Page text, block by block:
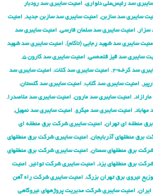
سد رئیس‌علی دلواری, امنیت سایبری سد رودبار
سایبری سد سازبن, امنیت سایبری سد سازبن جدید, امنیت
سزار , امنیت سایبری سد سلمان فارسی, امنیت سایبری سد
سایبری سد شهید رجایی (تاکام), امنیت سایبری سد شهید
سایبری سد قیز قلعه‌سی, امنیت سایبری سد کارون ۵ ,
سد کرخه-۲ , امنیت سایبری سد کلات, امنیت سایبری سد
, امنیت سایبری سد گلاب, امنیت سایبری سد گلستان,
, امنیت سایبری سد مارون, امنیت سایبری سد ملاصدرا,
مهاباد, امنیت سایبری سد میکرو, امنیت سایبری سد نمهیل,
منطقه ای تهران, امنیت سایبری شركت برق منطقه ای
برق منطقهای آذربایجان, امنیت سایبری شركت برق منطقهای
برق منطقهای سمنان, امنیت سایبری شركت برق منطقهای
برق منطقهای یزد, امنیت سایبری شركت توانیر , امنیت
نیروی برق تهران بزرگ, امنیت سایبری شركت راه آهن
, امنیت سایبری شركت مدیریت پروژههای نیروگاهی